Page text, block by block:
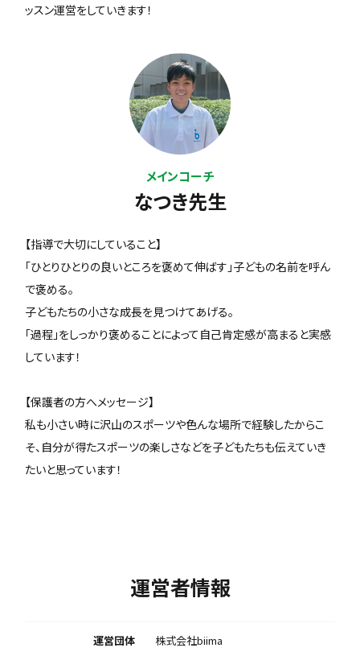
ッスン運営をしていきます！
メインコーチ
なつき先生
【指導で大切にしていること】
「ひとりひとりの良いところを褒めて伸ばす」子どもの名前を呼ん
で褒める。
子どもたちの小さな成長を見つけてあげる。
「過程」をしっかり褒めることによって自己肯定感が高まると実感
しています！
【保護者の方へメッセージ】
私も小さい時に沢山のスポーツや色んな場所で経験したからこ
そ、自分が得たスポーツの楽しさなどを子どもたちも伝えていき
たいと思っています！
運営者情報
運営団体 株式会社biima